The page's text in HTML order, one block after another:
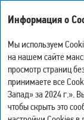
Мой отчёт
Версия для
Скачать
Центр загрузки
КОМИТЕТЫ
ОБЩЕСТВА
Информация о
Мы используем
на нашем сайте
просмотр страниц
принимаете все
Запад» за 2024 г.».
чтобы скрыть это